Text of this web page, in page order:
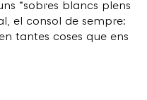
“sobres blancs plens
el consol de sempre:
tantes coses que ens